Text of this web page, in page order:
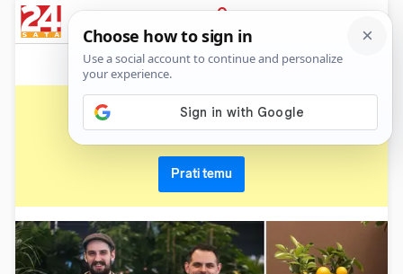
PRIJAVA
News
kumkvat
Prati temu